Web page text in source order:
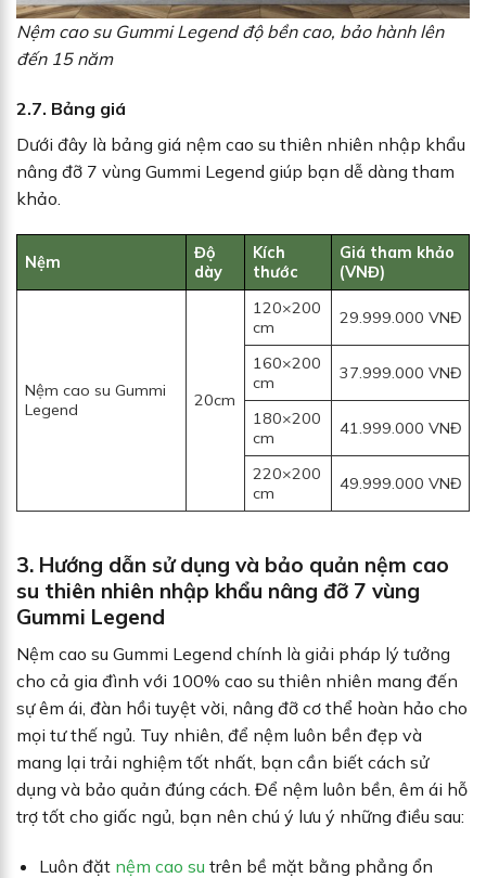
Nệm cao su Gummi Legend độ bền cao, bảo hành lên
đến 15 năm
2.7. Bảng giá
Dưới đây là bảng giá nệm cao su thiên nhiên nhập khẩu
nâng đỡ 7 vùng Gummi Legend giúp bạn dễ dàng tham
khảo.
Nệm
Độ
dày
Kích
thước
Giá tham khảo
(VNĐ)
Nệm cao su Gummi
Legend
20cm
120×200
cm
29.999.000 VNĐ
160×200
cm
37.999.000 VNĐ
180×200
cm
41.999.000 VNĐ
220×200
cm
49.999.000 VNĐ
3. Hướng dẫn sử dụng và bảo quản nệm cao
su thiên nhiên nhập khẩu nâng đỡ 7 vùng
Gummi Legend
Nệm cao su Gummi Legend chính là giải pháp lý tưởng
cho cả gia đình với 100% cao su thiên nhiên mang đến
sự êm ái, đàn hồi tuyệt vời, nâng đỡ cơ thể hoàn hảo cho
mọi tư thế ngủ. Tuy nhiên, để nệm luôn bền đẹp và
mang lại trải nghiệm tốt nhất, bạn cần biết cách sử
dụng và bảo quản đúng cách. Để nệm luôn bền, êm ái hỗ
trợ tốt cho giấc ngủ, bạn nên chú ý lưu ý những điều sau:
Luôn đặt nệm cao su trên bề mặt bằng phẳng ổn